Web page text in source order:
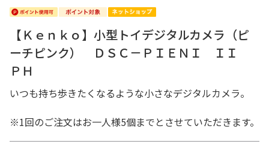
【Ｋｅｎｋｏ】小型トイデジタルカメラ（ピ
ーチピンク） ＤＳＣ－ＰＩＥＮＩ ＩＩ
ＰＨ
いつも持ち歩きたくなるような小さなデジタルカメラ。
※1回のご注文はお一人様5個までとさせていただきます。